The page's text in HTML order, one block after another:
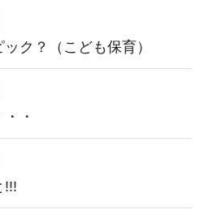
ク？（こども保育）
・
!!!